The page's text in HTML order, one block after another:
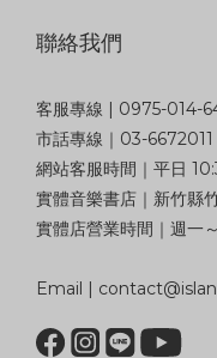
聯絡我們
客服專線 | 0975-014-
市話專線｜03-6672011
網站客服時間｜平日
實體音樂書店｜新竹縣
實體店營業時間｜週一
Email |